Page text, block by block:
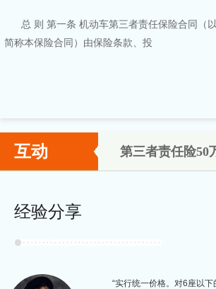
总 则 第一条 机动车第三者责任保险合同（
简称本保险合同）由保险条款、投
互动 第三者责任险50
经验分享
“实行统一价格。对6座以